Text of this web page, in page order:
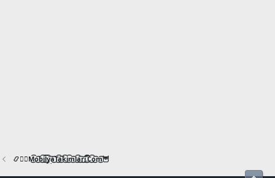
📿🧙‍♂️M͜͡o͜͡b͜͡i͜͡l͜͡y͜͡a͜͡T͜͡a͜͡k͜͡i͜͡m͜͡l͜͡a͜͡r͜͡i͜͡.͜͡C͜͡o͜͡m͜͡🦉